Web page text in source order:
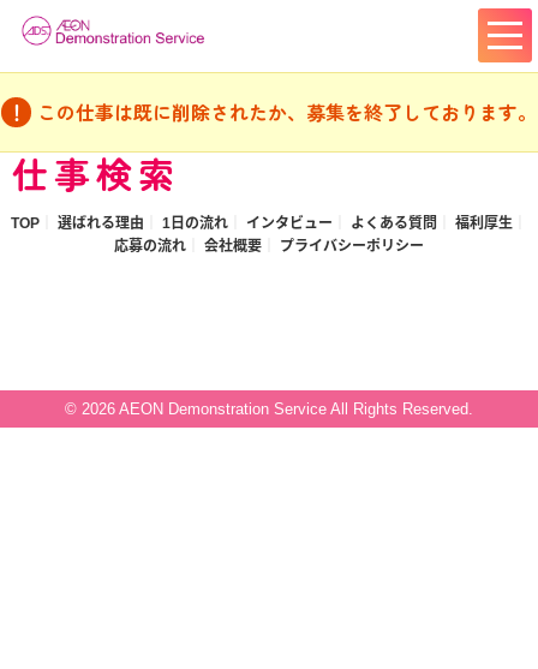
仕事検索
この仕事は既に削除されたか、募集を終了しております。
TOP 選ばれる理由 1日の流れ インタビュー よくある質問
福利厚生
応募の流れ
会社概要 プライバシーポリシー
© 2026 AEON Demonstration Service All Rights Reserved.